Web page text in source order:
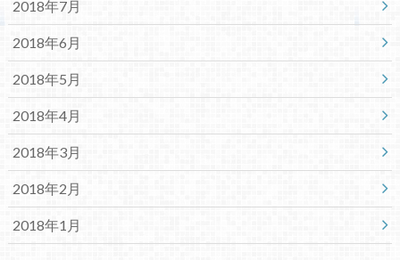
2018年7月
2018年6月
2018年5月
2018年4月
2018年3月
2018年2月
2018年1月